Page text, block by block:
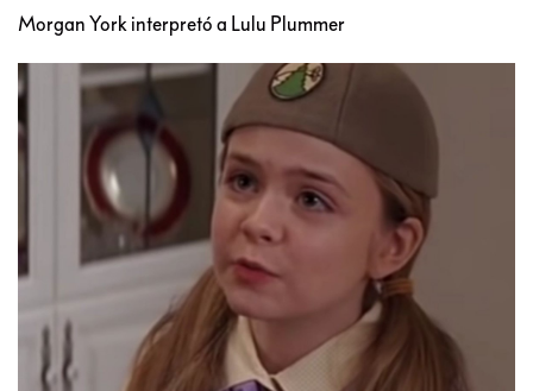
Morgan York interpretó a Lulu Plummer